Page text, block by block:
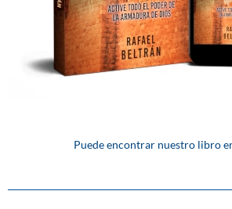
Puede encontrar nuestro libro